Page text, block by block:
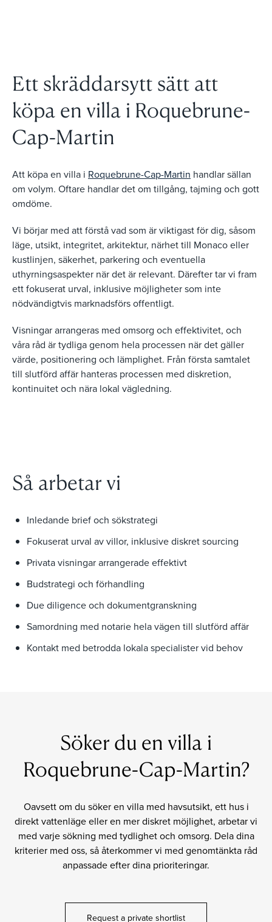
Ett skräddarsytt sätt att
köpa en villa i Roquebrune-
Cap-Martin
Att köpa en villa i Roquebrune-Cap-Martin handlar sällan
om volym. Oftare handlar det om tillgång, tajming och gott
omdöme.
Vi börjar med att förstå vad som är viktigast för dig, såsom
läge, utsikt, integritet, arkitektur, närhet till Monaco eller
kustlinjen, säkerhet, parkering och eventuella
uthyrningsaspekter när det är relevant. Därefter tar vi fram
ett fokuserat urval, inklusive möjligheter som inte
nödvändigtvis marknadsförs offentligt.
Visningar arrangeras med omsorg och effektivitet, och
våra råd är tydliga genom hela processen när det gäller
värde, positionering och lämplighet. Från första samtalet
till slutförd affär hanteras processen med diskretion,
kontinuitet och nära lokal vägledning.
Så arbetar vi
Inledande brief och sökstrategi
Fokuserat urval av villor, inklusive diskret sourcing
Privata visningar arrangerade effektivt
Budstrategi och förhandling
Due diligence och dokumentgranskning
Samordning med notarie hela vägen till slutförd affär
Kontakt med betrodda lokala specialister vid behov
Söker du en villa i
Roquebrune-Cap-Martin?
Oavsett om du söker en villa med havsutsikt, ett hus i
direkt vattenläge eller en mer diskret möjlighet, arbetar vi
med varje sökning med tydlighet och omsorg. Dela dina
kriterier med oss, så återkommer vi med genomtänkta råd
anpassade efter dina prioriteringar.
Request a private shortlist